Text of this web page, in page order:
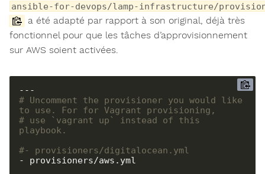
ansible-for-devops/lamp-infrastructure/
a été adapté par rapport à son original, déjà très
fonctionnel pour que les tâches d’approvisionnement
sur AWS soient activées.
# Uncomment the provisioner you would like
to use. For for Vagrant provisioning,
# use `vagrant up` instead of this
playbook.
#- provisioners/digitalocean.yml
- provisioners/aws.yml